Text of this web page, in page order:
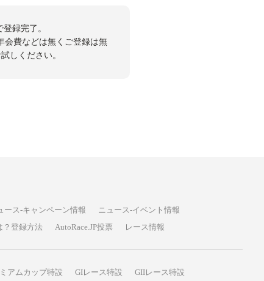
録完了。
会費などは無くご登録は無
しください。
ース-キャンペーン情報
ニュース-イベント情報
？登録方法 AutoRace.JP投票 レース情報
アムカップ特設 GIレース特設 GIIレース特設